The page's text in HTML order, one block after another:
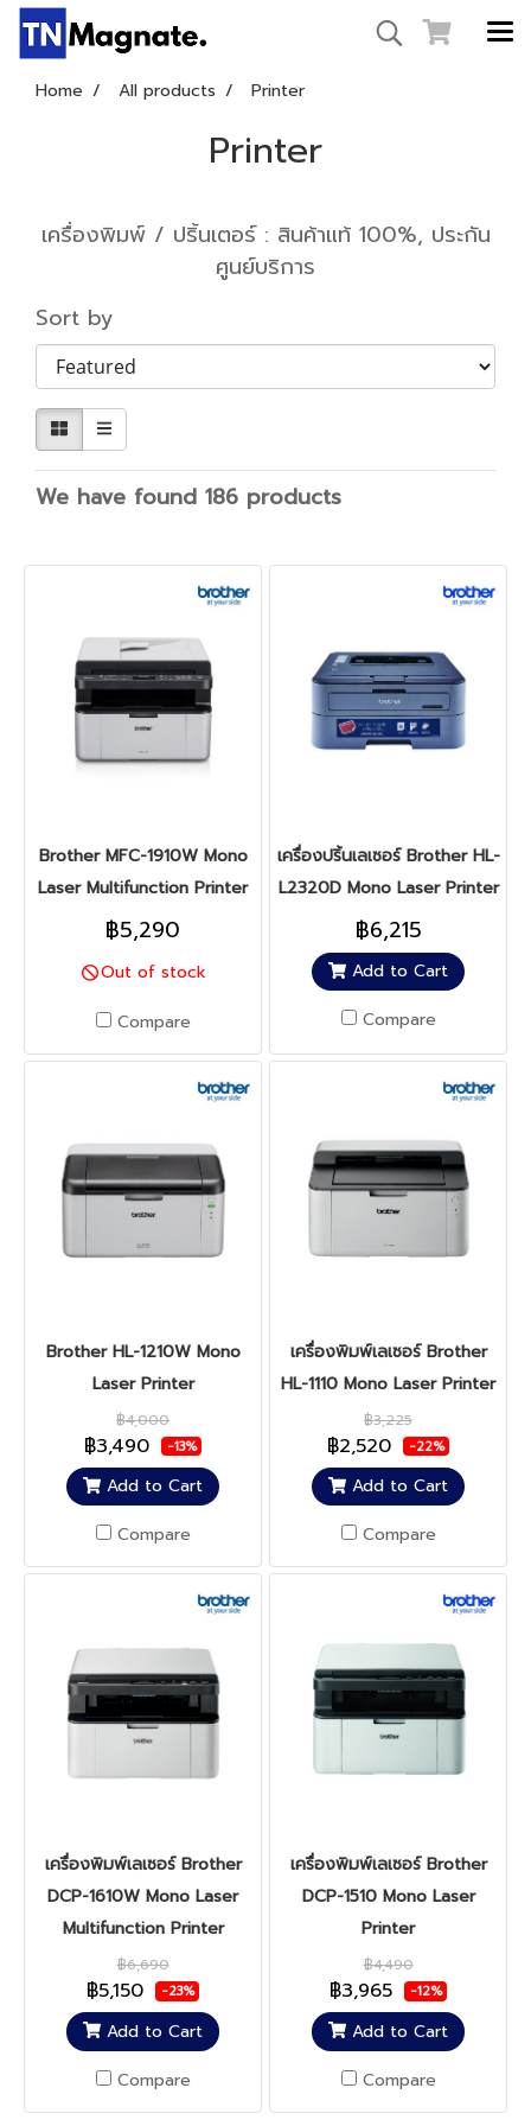
Home All products Printer
Printer
เครื่องพิมพ์ / ปริ้นเตอร์ : สินค้าแท้ 100%, ประกัน
ศูนย์บริการ
Sort by
We have found 186 products
Brother MFC-1910W Mono
Laser Multifunction Printer
฿5,290
Out of stock
Compare
เครื่องปริ้นเลเซอร์ Brother HL-
L2320D Mono Laser Printer
฿6,215
Add to Cart
Compare
Brother HL-1210W Mono
Laser Printer
฿4,000
฿3,490 -13%
Add to Cart
Compare
เครื่องพิมพ์เลเซอร์ Brother
HL-1110 Mono Laser Printer
฿3,225
฿2,520 -22%
Add to Cart
Compare
เครื่องพิมพ์เลเซอร์ Brother
DCP-1610W Mono Laser
Multifunction Printer
฿6,690
฿5,150 -23%
Add to Cart
Compare
เครื่องพิมพ์เลเซอร์ Brother
DCP-1510 Mono Laser
Printer
฿4,490
฿3,965 -12%
Add to Cart
Compare